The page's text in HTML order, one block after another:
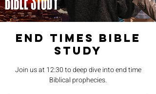
End Times Bible
Study
Join us at 12:30 to deep dive into end time
Biblical prophecies.